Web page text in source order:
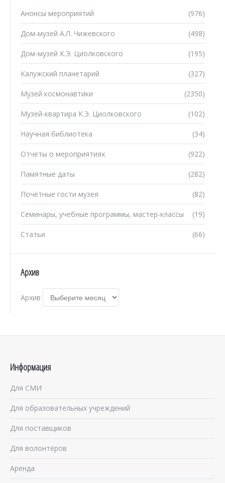
(976)
Анонсы мероприятий
(498)
Дом-музей А.Л. Чижевского
(195)
Дом-музей К.Э. Циолковского
(327)
Калужский планетарий
(2350)
Музей космонавтики
(102)
Музей-квартира К.Э. Циолковского
(34)
Научная библиотека
(922)
Отчеты о мероприятиях
(282)
Памятные даты
(82)
Почётные гости музея
(19)
Семинары, учебные программы, мастер-классы
(66)
Статьи
Архив
Архив
Информация
Для СМИ
Для образовательных учреждений
Для поставщиков
Для волонтёров
Аренда